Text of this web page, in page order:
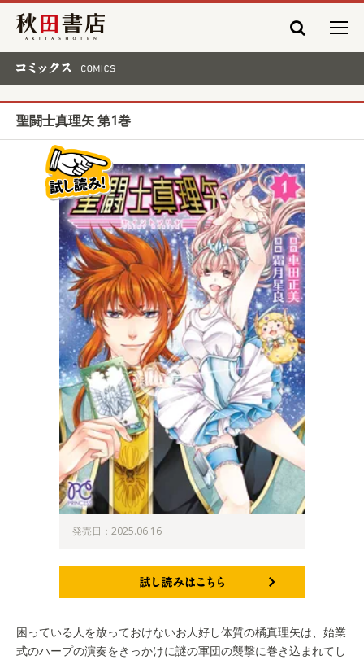
秋田書店
聖闘士真理矢 第1巻
発売日：2025.06.16
困っている人を放っておけないお人好し体質の橘真理矢は、始業
式のハープの演奏をきっかけに謎の軍団の襲撃に巻き込まれてし